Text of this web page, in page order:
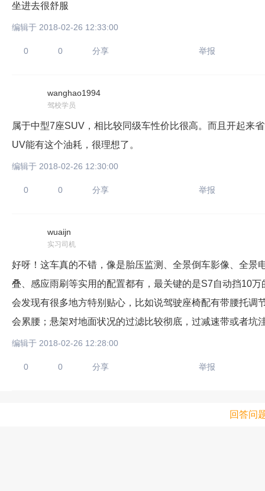
坐进去很舒服
编辑于 2018-02-26 12:33:00
0 0 分享 举报
wanghao1994
驾校学员
属于中型7座SUV，相比较同级车性价比很高。而且开起来
UV能有这个油耗，很理想了。
编辑于 2018-02-26 12:30:00
0 0 分享 举报
wuaijn
实习司机
好呀！这车真的不错，像是胎压监测、全景倒车影像、全景
叠、感应雨刷等实用的配置都有，最关键的是S7自动挡10
会发现有很多地方特别贴心，比如说驾驶座椅配有带腰托调
会累腰；悬架对地面状况的过滤比较彻底，过减速带或者坑
编辑于 2018-02-26 12:28:00
0 0 分享 举报
回答问
上传图片最多
持优酷
上传视频